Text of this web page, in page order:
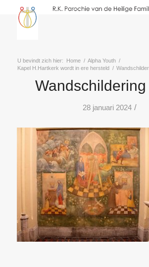
U bevindt zich hier: Home / Alpha Youth /
Kapel H.Hartkerk wordt in ere hersteld /
28 januari 2024 /